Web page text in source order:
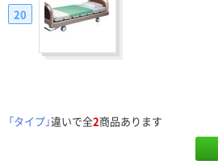
20
「タイプ」違いで全2商品あります